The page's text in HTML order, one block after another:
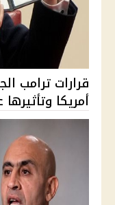
قرارات ترامب
أمريكا